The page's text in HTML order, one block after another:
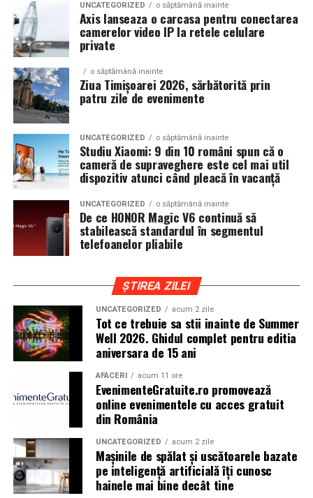
In acest context, anvelopele alese trebuie sa ofere un
echilibru intre aspect si functionalitate. Multi pasionati
opteaza pentru anvelope care arata bine la show, dar
care pot fi folosite si in conditii reale de trafic,
indiferent de vreme sau sezon.
De ce conteaza tipul de anvelopa la evenimentele din
Cluj
Clujul este un oras in care vremea poate fi imprevizibila,
iar drumurile din imprejurimi includ atat zone urbane,
cat si trasee montane sau colinare. O masina pregatita
de show trebuie sa ajunga la eveniment in siguranta si
fara probleme, indiferent de conditiile de drum.
Din acest motiv, tipul de anvelopa ales devine extrem de
important. Anvelopele care ofera aderenta constanta,
stabilitate si un aspect echilibrat sunt preferate de cei
care nu doresc sa transforme masina intr-un obiect
static. In acest sens, alegerea unoranvelope all season
175 65 r14poate fi potrivita pentru multe proiecte
prezente la evenimentele locale, in special pentru
masinile compacte sau clasice.
Pozitia masinii si rolul anvelopelor
La un show auto, pozitia masinii este analizata atent.
Cat de jos sta masina, cum se aliniaza roata cu aripa si ce
impact vizual are ansamblul sunt detalii care pot face
diferenta intre un proiect obisnuit si unul remarcabil.
UNCATEGORIZED o săptămână inainte
Axis lanseaza o carcasa pentru conectarea
camerelor video IP la retele celulare
private
o săptămână inainte
Ziua Timișoarei 2026, sărbătorită prin
patru zile de evenimente
UNCATEGORIZED o săptămână inainte
Studiu Xiaomi: 9 din 10 români spun că o
cameră de supraveghere este cel mai util
dispozitiv atunci când pleacă în vacanță
UNCATEGORIZED o săptămână inainte
De ce HONOR Magic V6 continuă să
stabilească standardul în segmentul
telefoanelor pliabile
ȘTIREA ZILEI
UNCATEGORIZED acum 2 zile
Tot ce trebuie sa stii inainte de Summer
Well 2026. Ghidul complet pentru editia
aniversara de 15 ani
AFACERI acum 11 ore
EvenimenteGratuite.ro promovează
online evenimentele cu acces gratuit
din România
UNCATEGORIZED acum 2 zile
Mașinile de spălat și uscătoarele bazate
pe inteligență artificială îți cunosc
hainele mai bine decât tine